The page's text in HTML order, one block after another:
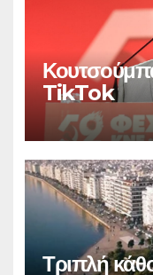
TikTok
Τριπλή